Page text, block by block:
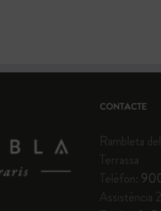
CONTACTE
Rambleta
Terrassa
Telèfon:
Assistència